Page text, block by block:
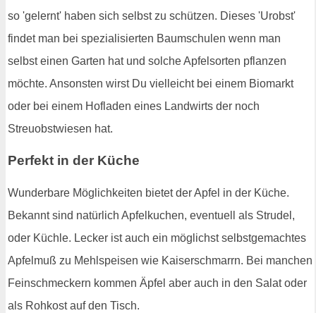
so 'gelernt' haben sich selbst zu schützen. Dieses 'Urobst'
findet man bei spezialisierten Baumschulen wenn man
selbst einen Garten hat und solche Apfelsorten pflanzen
möchte. Ansonsten wirst Du vielleicht bei einem Biomarkt
oder bei einem Hofladen eines Landwirts der noch
Streuobstwiesen hat.
Perfekt in der Küche
Wunderbare Möglichkeiten bietet der Apfel in der Küche.
Bekannt sind natürlich Apfelkuchen, eventuell als Strudel,
oder Küchle. Lecker ist auch ein möglichst selbstgemachtes
Apfelmuß zu Mehlspeisen wie Kaiserschmarrn. Bei manchen
Feinschmeckern kommen Äpfel aber auch in den Salat oder
als Rohkost auf den Tisch.